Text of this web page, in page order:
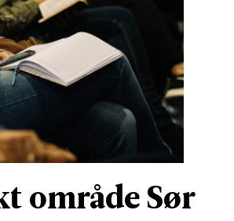
område Sør